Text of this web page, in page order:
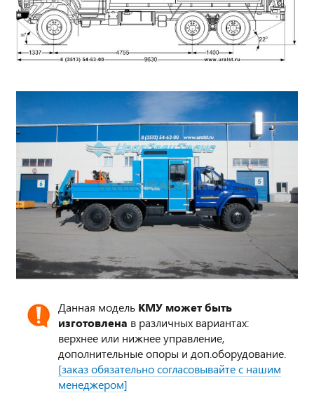
Данная модель КМУ может быть
изготовлена в различных вариантах:
верхнее или нижнее управление,
дополнительные опоры и доп.оборудование.
[заказ обязательно согласовывайте с нашим
менеджером]